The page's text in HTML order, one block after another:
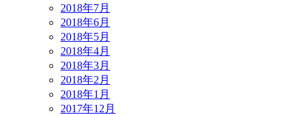
2018年7月
2018年6月
2018年5月
2018年4月
2018年3月
2018年2月
2018年1月
2017年12月